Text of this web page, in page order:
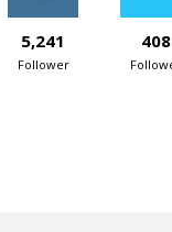
5,241
Follower
408